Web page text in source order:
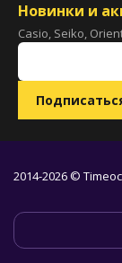
Новинки и
Casio, Seiko,
2014-2026 ©